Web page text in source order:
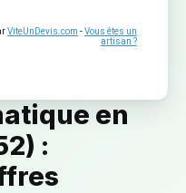
en
:
ViteUnDevis.com -Vous êtes un
artisan ?